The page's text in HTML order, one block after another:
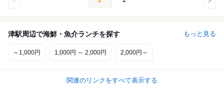
津駅周辺で海鮮・魚介ランチを探す もっと見る
～1,000円 1,000円 ～ 2,000円 2,000円～
関連のリンクをすべて表示する